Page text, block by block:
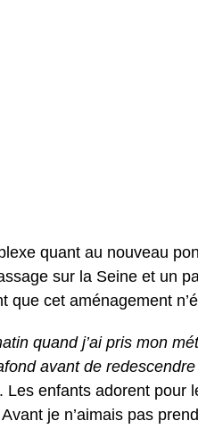
quant au nouveau
sur la Seine et un
que cet aménagement
quand j’ai pris mon
avant de
Les enfants adorent pour
je n’aimais pas